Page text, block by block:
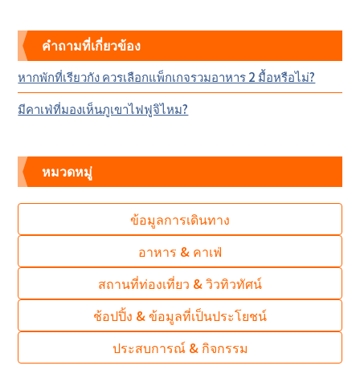
คำถามที่เกี่ยวข้อง
หากพักที่เรียวกัง ควรเลือกแพ็กเกจรวมอาหาร 2 มื้อหรือไม่?
มีคาเฟ่ที่มองเห็นภูเขาไฟฟูจิไหม?
หมวดหมู่
ข้อมูลการเดินทาง
อาหาร & คาเฟ่
สถานที่ท่องเที่ยว & วิวทิวทัศน์
ช้อปปิ้ง & ข้อมูลที่เป็นประโยชน์
ประสบการณ์ & กิจกรรม